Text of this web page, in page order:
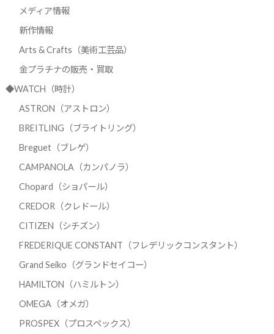
メディア情報
新作情報
Arts & Crafts（美術工芸品）
金プラチナの販売・買取
◆WATCH（時計）
ASTRON（アストロン）
BREITLING（ブライトリング）
Breguet（ブレゲ）
CAMPANOLA（カンパノラ）
Chopard（ショパール）
CREDOR（クレドール）
CITIZEN（シチズン）
FREDERIQUE CONSTANT（フレデリックコンスタント）
Grand Seiko（グランドセイコー）
HAMILTON（ハミルトン）
OMEGA（オメガ）
PROSPEX（プロスペックス）